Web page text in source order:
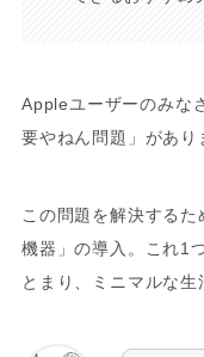
Appleユーザーのみな
要やねん問題」があり
この問題を解決する
機器」の導入。これ1
とまり、ミニマルな生